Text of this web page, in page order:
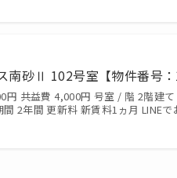
南砂Ⅱ 102号室【物件番号
円 共益費 4,000円 号室 / 階 2階建
間 2年間 更新料 新賃料1ヵ月 LINE